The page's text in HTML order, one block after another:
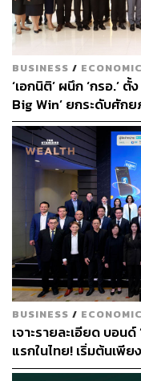
BUSINESS / ECONOMIC
‘เอกนิติ’ ผนึก ‘กรอ.’
Big Win’ ยกระดับศัก
BUSINESS / ECONOMIC
เจาะรายละเอียด บอ
แรกในไทย! เริ่มต้นเพี
Bond Connect ก่อนเ